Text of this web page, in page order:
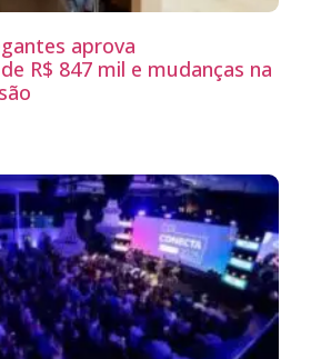
aprova
R$ 847 mil e mudanças na